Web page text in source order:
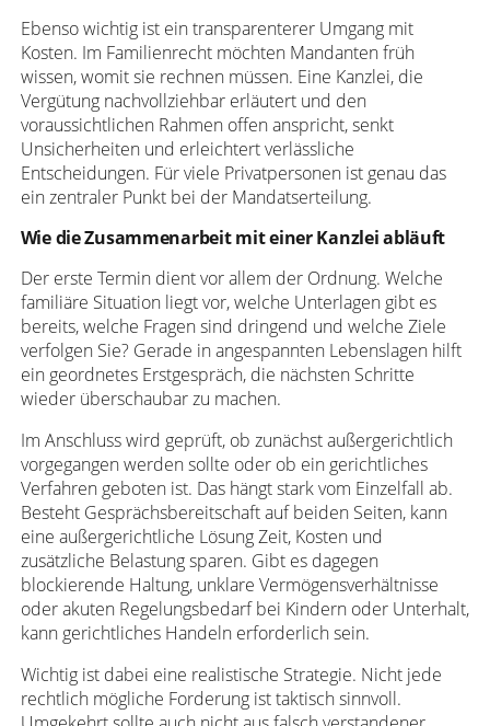
Ebenso wichtig ist ein transparenterer Umgang mit
Kosten. Im Familienrecht möchten Mandanten früh
wissen, womit sie rechnen müssen. Eine Kanzlei, die
Vergütung nachvollziehbar erläutert und den
voraussichtlichen Rahmen offen anspricht, senkt
Unsicherheiten und erleichtert verlässliche
Entscheidungen. Für viele Privatpersonen ist genau das
ein zentraler Punkt bei der Mandatserteilung.
Wie die Zusammenarbeit mit einer Kanzlei abläuft
Der erste Termin dient vor allem der Ordnung. Welche
familiäre Situation liegt vor, welche Unterlagen gibt es
bereits, welche Fragen sind dringend und welche Ziele
verfolgen Sie? Gerade in angespannten Lebenslagen hilft
ein geordnetes Erstgespräch, die nächsten Schritte
wieder überschaubar zu machen.
Im Anschluss wird geprüft, ob zunächst außergerichtlich
vorgegangen werden sollte oder ob ein gerichtliches
Verfahren geboten ist. Das hängt stark vom Einzelfall ab.
Besteht Gesprächsbereitschaft auf beiden Seiten, kann
eine außergerichtliche Lösung Zeit, Kosten und
zusätzliche Belastung sparen. Gibt es dagegen
blockierende Haltung, unklare Vermögensverhältnisse
oder akuten Regelungsbedarf bei Kindern oder Unterhalt,
kann gerichtliches Handeln erforderlich sein.
Wichtig ist dabei eine realistische Strategie. Nicht jede
rechtlich mögliche Forderung ist taktisch sinnvoll.